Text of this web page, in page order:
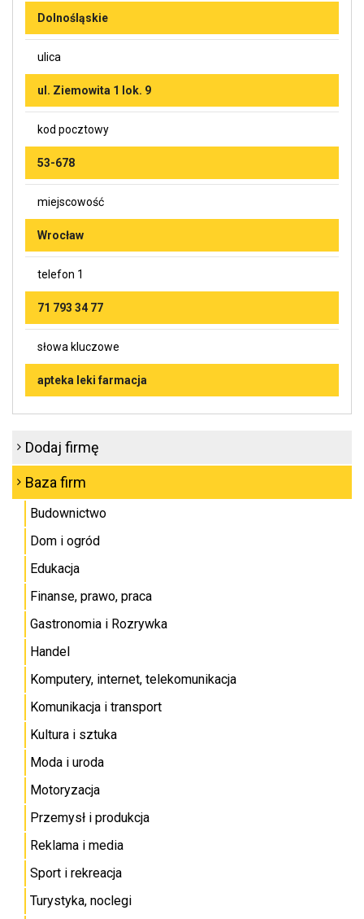
Dolnośląskie
ulica
ul. Ziemowita 1 lok. 9
kod pocztowy
53-678
miejscowość
Wrocław
telefon 1
71 793 34 77
słowa kluczowe
apteka leki farmacja
Dodaj firmę
Baza firm
Budownictwo
Dom i ogród
Edukacja
Finanse, prawo, praca
Gastronomia i Rozrywka
Handel
Komputery, internet, telekomunikacja
Komunikacja i transport
Kultura i sztuka
Moda i uroda
Motoryzacja
Przemysł i produkcja
Reklama i media
Sport i rekreacja
Turystyka, noclegi